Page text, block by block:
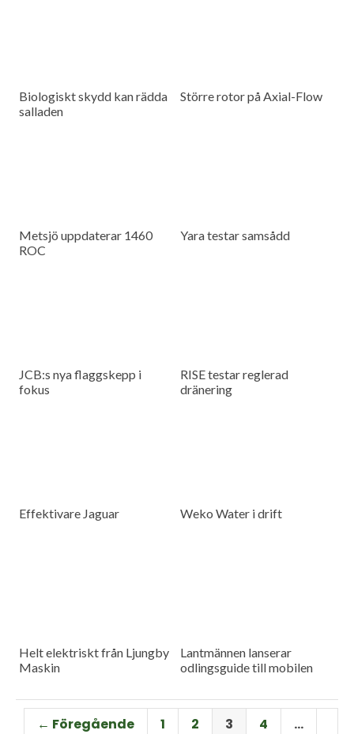
Biologiskt skydd kan rädda
salladen
Större rotor på Axial-Flow
Metsjö uppdaterar 1460
ROC
Yara testar samsådd
JCB:s nya flaggskepp i
fokus
RISE testar reglerad
dränering
Effektivare Jaguar Weko Water i drift
Helt elektriskt från Ljungby
Maskin
Lantmännen lanserar
odlingsguide till mobilen
← Föregående 1 2 3 4
…